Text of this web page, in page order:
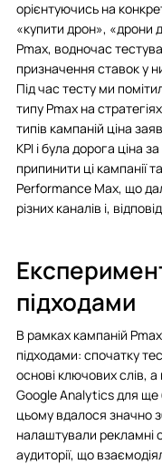
орієнтуючись на
«купити дрон», «дрони
Pmax, водночас
призначення ставок у
Під час тесту ми
типу Pmax на
типів кампаній ціна
KPI і була дорога ціна
припинити ці кампанії
Performance Max, що
різних каналів і,
підходами
В рамках кампаній
підходами: спочатку
основі ключових слів,
Google Analytics для ще
цьому вдалося значно
налаштували рекламні
аудиторії, що